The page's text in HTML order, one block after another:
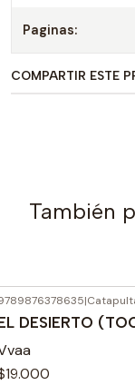
Paginas:
COMPARTIR ESTE
También
|
DESIERTO